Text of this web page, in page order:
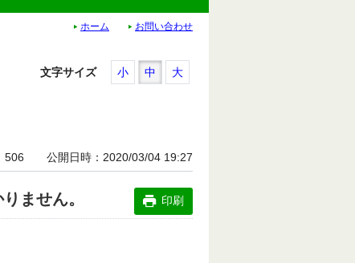
ホーム お問い合わせ
文字サイズ 小 中 大
506 公開日時 2020/03/04 19:27
ません。 印刷